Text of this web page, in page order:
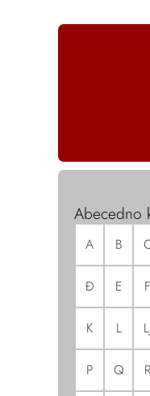
Abecedno
A B
Đ E F
K L
P Q R